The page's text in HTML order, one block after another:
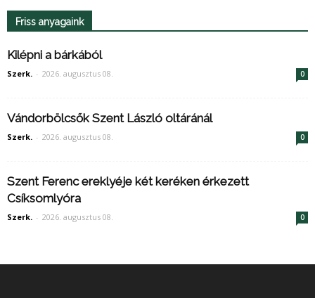
Friss anyagaink
Kilépni a bárkából
Szerk. - 2026. augusztus 08. 0
Vándorbölcsők Szent László oltáránál
Szerk. - 2026. augusztus 08. 0
Szent Ferenc ereklyéje két keréken érkezett
Csíksomlyóra
Szerk. - 2026. augusztus 08. 0